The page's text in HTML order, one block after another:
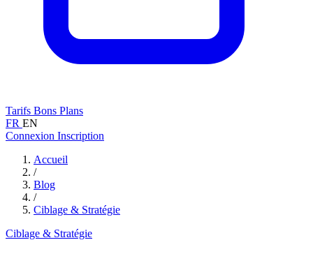
Tarifs Bons Plans
FR EN
Connexion Inscription
Accueil
/
Blog
/
Ciblage & Stratégie
Ciblage & Stratégie